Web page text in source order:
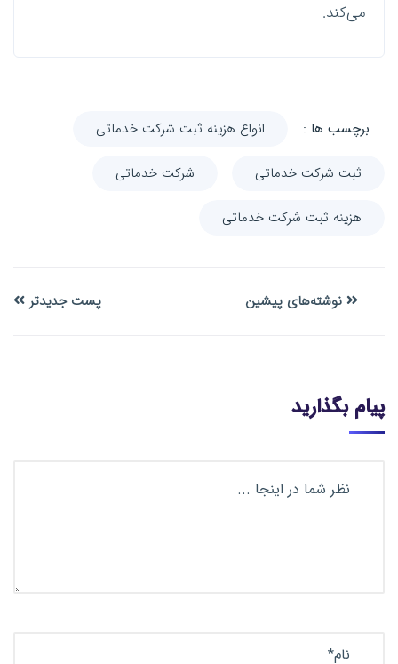
می‌کند.
برچسب ها : انواع هزینه ثبت شرکت خدماتی
ثبت شرکت خدماتی شرکت خدماتی
هزینه ثبت شرکت خدماتی
نوشته‌های پیشین پست جدیدتر
پیام بگذارید